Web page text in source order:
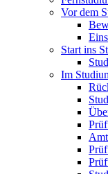
Vor dem
Start ins
Im